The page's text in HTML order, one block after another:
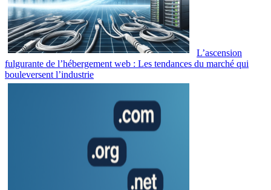
L’ascension
fulgurante de l’hébergement web : Les tendances du marché qui
bouleversent l’industrie